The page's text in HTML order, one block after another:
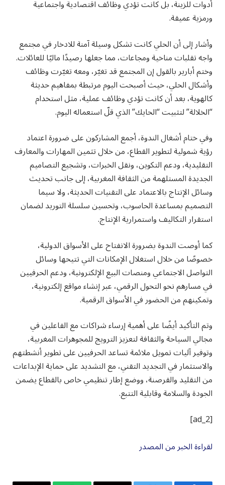
أدوات للزينة، بل كانت تؤدي وظائف اقتصادية واجتماعية
ورمزية عميقة.
وأشار إلى أن الحلي كانت تشكل وسيلة آمنة للادخار في مجتمع
واجه تقلبات مناخية ومجاعات، مما جعلها رصيدًا ماليًا للعائلات.
وختم أبارير بالقول إن المجتمع قد تغيّر، ومعه تغيّرت وظائف
وأشكال الحلي، حيث أصبحت اليوم مرتبطة بمفاهيم حديثة
كالهوية، بعد أن كانت تؤدي وظائف عملية، مثل استخدام
“الخلالة” لتثبيت “الحايك” الذي قلّ استعماله اليوم.
وفي ختام أشغال الندوة، أجمع المشاركون على ضرورة اعتماد
رؤية شمولية لتطوير القطاع، من خلال تثمين المهارات والمعارف
التقليدية، ودعم التكوين، ونقل الخبرات، وتشجيع التصاميم
الجديدة المستلهمة من الثقافة المغربية، إلى جانب تحديث
وسائل الإنتاج بالاعتماد على التقنيات الحديثة، ولا سيما
التصميم بمساعدة الحاسوب، وتحسين سلسلة التوريد لضمان
استقرار التكاليف واستمرارية الإنتاج.
كما أوصت الندوة بضرورة الانفتاح على الأسواق الدولية،
خصوصًا من خلال استغلال الإمكانات التي تتيحها وسائل
التواصل الاجتماعي ومنصات البيع الإلكترونية، ودعم الحرفيين
في مسارهم نحو التحول الرقمي، عبر إنشاء مواقع إلكترونية،
وتمكينهم من الحضور في الأسواق الرقمية.
وتم التأكيد أيضًا على أهمية إرساء شراكات مع الفاعلين في
مجالي السياحة والثقافة لتعزيز الترويج للمجوهرات المغربية،
وتوفير آليات تمويل ملائمة تساعد الحرفيين على تطوير أنشطتهم
والاستثمار في التجديد التقني، مع التشديد على حماية الإبداعات
من التقليد والقرصنة، ووضع إطار تنظيمي خاص بالقطاع يضمن
الجودة والسلامة وقابلية التتبع.
[ad_2]
لقراءة الخبر من المصدر